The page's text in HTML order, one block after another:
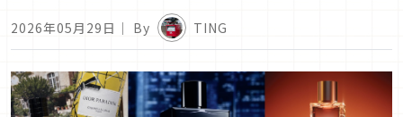
2026年05月29日 ｜ By TING